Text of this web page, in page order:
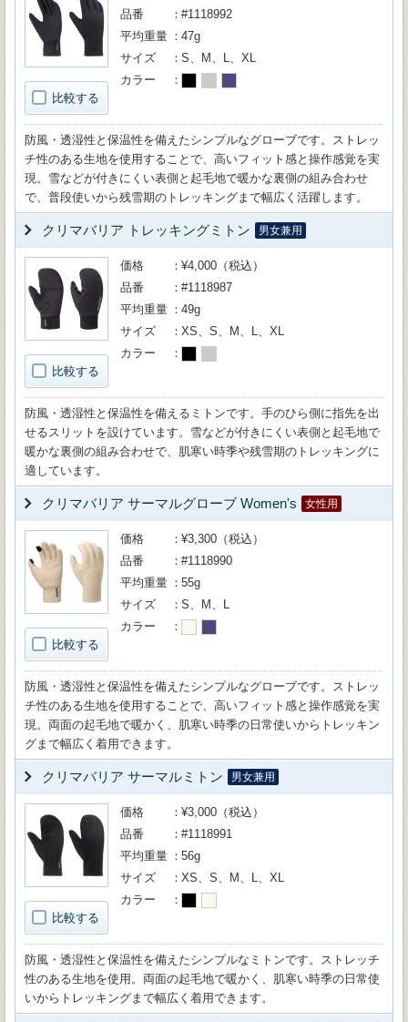
比較する
品番
#1118992
平均重量
47g
サイズ
S、M、L、XL
カラー
防風・透湿性と保温性を備えたシンプルなグローブです。ストレッ
チ性のある生地を使用することで、高いフィット感と操作感覚を実
現。雪などが付きにくい表側と起毛地で暖かな裏側の組み合わせ
で、普段使いから残雪期のトレッキングまで幅広く活躍します。
クリマバリア トレッキングミトン 男女兼用
比較する
価格
¥4,000（税込）
品番
#1118987
平均重量
49g
サイズ
XS、S、M、L、XL
カラー
防風・透湿性と保温性を備えるミトンです。手のひら側に指先を出
せるスリットを設けています。雪などが付きにくい表側と起毛地で
暖かな裏側の組み合わせで、肌寒い時季や残雪期のトレッキングに
適しています。
クリマバリア サーマルグローブ Women's 女性用
比較する
価格
¥3,300（税込）
品番
#1118990
平均重量
55g
サイズ
S、M、L
カラー
防風・透湿性と保温性を備えたシンプルなグローブです。ストレッ
チ性のある生地を使用することで、高いフィット感と操作感覚を実
現。両面の起毛地で暖かく、肌寒い時季の日常使いからトレッキン
グまで幅広く着用できます。
クリマバリア サーマルミトン 男女兼用
比較する
価格
¥3,000（税込）
品番
#1118991
平均重量
56g
サイズ
XS、S、M、L、XL
カラー
防風・透湿性と保温性を備えたシンプルなミトンです。ストレッチ
性のある生地を使用。両面の起毛地で暖かく、肌寒い時季の日常使
いからトレッキングまで幅広く着用できます。